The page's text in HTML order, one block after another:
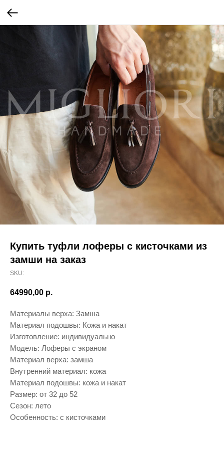
Купить туфли лоферы с кисточками из
замши на заказ
SKU:
64990,00 р.
Материалы верха: Замша
Материал подошвы: Кожа и накат
Изготовление: индивидуально
Модель: Лоферы с экраном
Материал верха: замша
Внутренний материал: кожа
Материал подошвы: кожа и накат
Размер: от 32 до 52
Сезон: лето
Особенность: с кисточками